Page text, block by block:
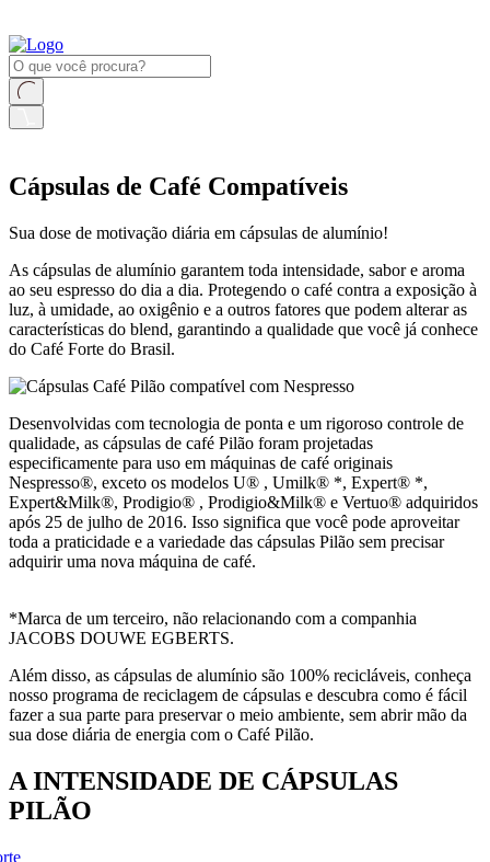
Cápsulas de Café Compatíveis
Sua dose de motivação diária em cápsulas de alumínio!
As cápsulas de alumínio garantem toda intensidade, sabor e aroma
ao seu espresso do dia a dia. Protegendo o café contra a exposição à
luz, à umidade, ao oxigênio e a outros fatores que podem alterar as
características do blend, garantindo a qualidade que você já conhece
do Café Forte do Brasil.
Desenvolvidas com tecnologia de ponta e um rigoroso controle de
qualidade, as cápsulas de café Pilão foram projetadas
especificamente para uso em máquinas de café originais
Nespresso®, exceto os modelos U® , Umilk® *, Expert® *,
Expert&Milk®, Prodigio® , Prodigio&Milk® e Vertuo® adquiridos
após 25 de julho de 2016. Isso significa que você pode aproveitar
toda a praticidade e a variedade das cápsulas Pilão sem precisar
adquirir uma nova máquina de café.
*Marca de um terceiro, não relacionando com a companhia
JACOBS DOUWE EGBERTS.
Além disso, as cápsulas de alumínio são 100% recicláveis, conheça
nosso programa de reciclagem de cápsulas e descubra como é fácil
fazer a sua parte para preservar o meio ambiente, sem abrir mão da
sua dose diária de energia com o Café Pilão.
A INTENSIDADE DE CÁPSULAS
PILÃO